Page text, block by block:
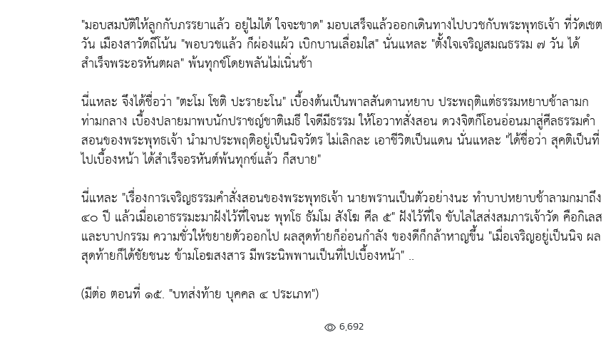
"มอบสมบัติให้ลูกกับภรรยาแล้ว อยู่ไม่ได้ ใจจะขาด"มอบเสร็จแล้วออกเดินทางไปบวชกับพระพุทธเจ้า ที่วัดเชต
วัน เมืองสาวัตถีโน้น "พอบวชแล้ว ก็ผ่องแผ้ว เบิกบานเลื่อมใส"นั่นแหละ "ตั้งใจเจริญสมณธรรม ๗ วัน ได้
สำเร็จพระอรหันตผล"พ้นทุกข์โดยพลันไม่เนิ่นช้า
นี่แหละ จึงได้ชื่อว่า "ตะโม โชติ ปะรายะโน" เบื้องต้นเป็นพาลสันดานหยาบ ประพฤติแต่ธรรมหยาบช้าลามก
ท่ามกลาง เบื้องปลายมาพบนักปราชญ์ชาติเมธี ใจดีมีธรรม ให้โอวาทสั่งสอน ดวงจิตก็โอนอ่อนมาสู่ศีลธรรมคำ
สอนของพระพุทธเจ้า นำมาประพฤติอยู่เป็นนิจวัตร ไม่เลิกละ เอาชีวิตเป็นแดน นั่นแหละ "ได้ชื่อว่า สุคติเป็นที่
ไปเบื้องหน้า ได้สำเร็จอรหันต์พ้นทุกข์แล้ว ก็สบาย"
นี่แหละ "เรื่องการเจริญธรรมคำสั่งสอนของพระพุทธเจ้า นายพรานเป็นตัวอย่างนะ ทำบาปหยาบช้าลามกมาถึง
๔๐ ปี แล้วเมื่อเอาธรรมะมาฝังไว้ที่ใจนะ พุทโธ ธัมโม สังโฆ ศีล ๕" ฝังไว้ที่ใจ ขับไล่ไสส่งสมภารเจ้าวัด คือกิเลส
และบาปกรรม ความชั่วให้ขยายตัวออกไป ผลสุดท้ายก็อ่อนกำลัง ของดีก็กล้าหาญขึ้น "เมื่อเจริญอยู่เป็นนิจ ผล
สุดท้ายก็ได้ชัยชนะ ข้ามโอฆสงสาร มีพระนิพพานเป็นที่ไปเบื้องหน้า" ..
(มีต่อ ตอนที่ ๑๕. "บทส่งท้าย บุคคล ๔ ประเภท")
6,692